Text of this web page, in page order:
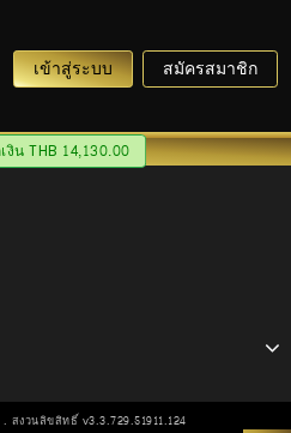
เข้าสู่ระบบ สมัครสมาชิก
น THB 14,130.00
. สงวนลิขสิทธิ์ v3.3.729.51911.124